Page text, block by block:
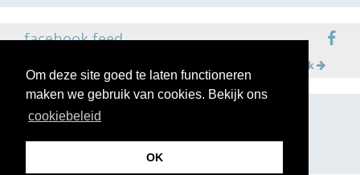
Om deze site goed te laten functioneren
maken we gebruik van cookies. Bekijk ons
cookiebeleid
OK
facebook feed
Meer op facebook
volg ons op